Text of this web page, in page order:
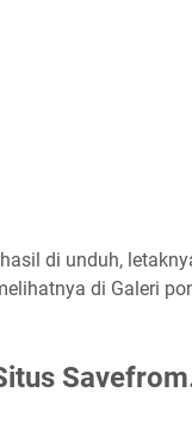
di unduh,
di Galeri